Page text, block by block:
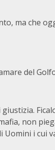
ma che
del
non
i cui